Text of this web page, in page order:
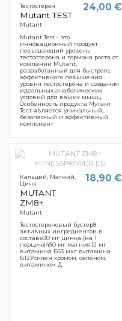
Тестостерон
Mutant TEST
Mutant
24,00 €
Mutant Test - это
инновационный продукт
повышающий уровень
тестостерона и гормона роста от
компании Mutant,
разработанный для быстрого,
эффективного повышения
уровня тестостерона и создания
идеальных анаболических
условий для ваших мышц.
Особенность продукта Мутант
Тест является уникальный,
безопасный и эффективный
компонент
Кальций, Магний,
Цинк
MUTANT
ZM8+
Mutant
18,90 €
Тестостероновый бустер8
активных ингредиентов в
составе30 мг цинка (на 1
порцию)450 мг магния12 мг
витамина Б63 мкг витамина
Б12Усилен хромом, селеном,
витамином Д